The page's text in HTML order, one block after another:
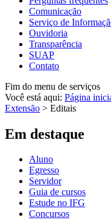
Comunicação
Serviço de
Ouvidoria
Transparência
SUAP
Contato
Fim do menu de serviços
Você está aqui: Página
Extensão > Editais
Em destaque
Aluno
Egresso
Servidor
Guia de cursos
Estude no IFG
Concursos